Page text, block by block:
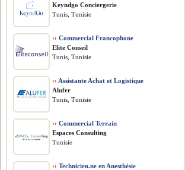
Keyndgo Conciergerie
Tunis, Tunisie
›› Commercial Francophone
Elite Conseil
Tunis, Tunisie
›› Assistante Achat et Logistique
Alufer
Tunis, Tunisie
›› Commercial Terrain
Espaces Consulting
Tunisie
›› Technicien.ne en Anesthésie